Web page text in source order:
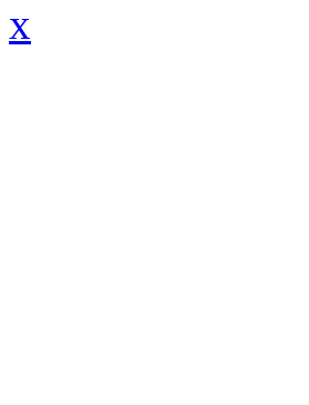
x